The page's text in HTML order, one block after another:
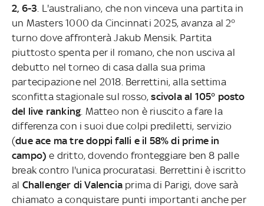
2, 6-3 . L'australiano, che non vinceva una partita in
un Masters 1000 da Cincinnati 2025, avanza al 2°
turno dove affronterà Jakub Mensik. Partita
piuttosto spenta per il romano, che non usciva al
debutto nel torneo di casa dalla sua prima
partecipazione nel 2018. Berrettini, alla settima
sconfitta stagionale sul rosso,scivola al 105° posto
del live ranking . Matteo non è riuscito a fare la
differenza con i suoi due colpi prediletti, servizio
(due ace ma tre doppi falli e il 58% di prime in
campo) e dritto, dovendo fronteggiare ben 8 palle
break contro l'unica procuratasi. Berrettini è iscritto
al Challenger di Valencia prima di Parigi, dove sarà
chiamato a conquistare punti importanti anche per